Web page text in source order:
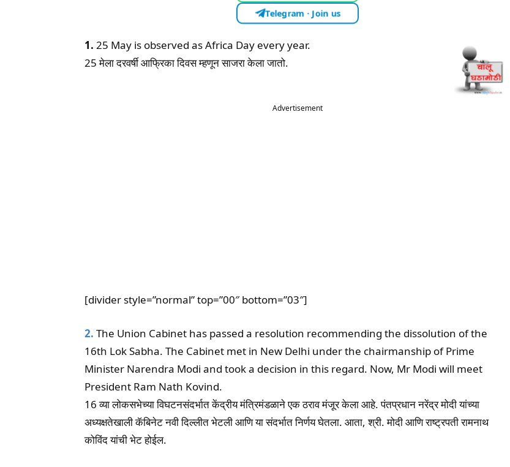
Telegram · Join us
1. 25 May is observed as Africa Day every year.
25 मेला दरवर्षी आफ्रिका दिवस म्हणून साजरा केला जातो.
Advertisement
[divider style=”normal” top=”00″ bottom=”03″]
2. The Union Cabinet has passed a resolution recommending the dissolution of the
16th Lok Sabha. The Cabinet met in New Delhi under the chairmanship of Prime
Minister Narendra Modi and took a decision in this regard. Now, Mr Modi will meet
President Ram Nath Kovind.
16 व्या लोकसभेच्या विघटनसंदर्भात केंद्रीय मंत्रिमंडळाने एक ठराव मंजूर केला आहे. पंतप्रधान नरेंद्र मोदी यांच्या
अध्यक्षतेखाली कॅबिनेट नवी दिल्लीत भेटली आणि या संदर्भात निर्णय घेतला. आता, श्री. मोदी आणि राष्ट्रपती रामनाथ
कोविंद यांची भेट होईल.